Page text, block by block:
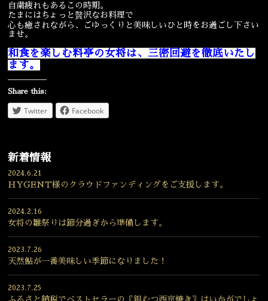
自粛疲れもあるこの時期。
たまにはちょっと贅沢なお料理で
心も癒されながら、ごゆっくりと美味しいひと時をお過ごし下さい
ませ。
和食を楽しむ料亭の女将は、三密回避を徹底いたし
ます。
Share this:
Twitter Facebook
新着情報
2024.6.21
HYGENT様のクラウドファンディングをご支援します。
2024.2.16
女将の雛祭りは節分過ぎから準備します。
2023.7.26
天然鮎が一番美味しい季節になりました！
2023.7.25
ふるさと納税でベストセラーの〖銀むつ西京焼き〗はいかがでしょ